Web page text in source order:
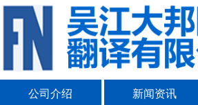
公司介绍 新闻资讯